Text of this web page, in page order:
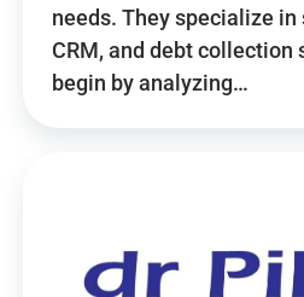
needs. They specialize
CRM, and debt collection
begin by analyzing…